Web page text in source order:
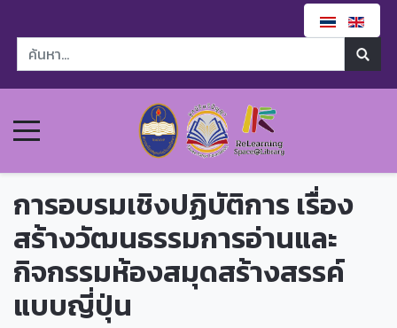
การอบรมเชิงปฏิบัติการ เรื่อง
สร้างวัฒนธรรมการอ่านและ
กิจกรรมห้องสมุดสร้างสรรค์
แบบญี่ปุ่น